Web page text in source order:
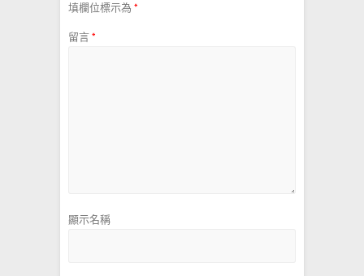
填欄位標示為 *
留言*
顯示名稱